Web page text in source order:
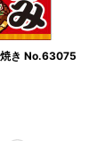
き No.63075